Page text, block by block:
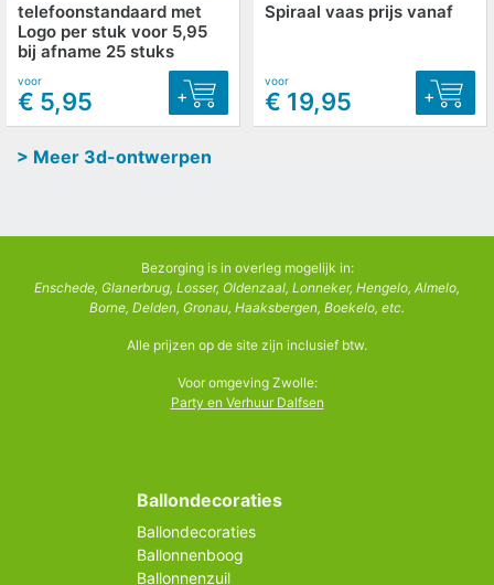
telefoonstandaard met
Logo per stuk voor 5,95
bij afname 25 stuks
voor
€ 5,95 +
Spiraal vaas prijs vanaf
voor
€ 19,95 +
> Meer 3d-ontwerpen
Bezorging is in overleg mogelijk in:
Enschede, Glanerbrug, Losser, Oldenzaal, Lonneker, Hengelo, Almelo,
Borne, Delden, Gronau, Haaksbergen, Boekelo, etc.
Alle prijzen op de site zijn inclusief btw.
Voor omgeving Zwolle:
Party en Verhuur Dalfsen
Ballondecoraties
Ballondecoraties
Ballonnenboog
Ballonnenzuil